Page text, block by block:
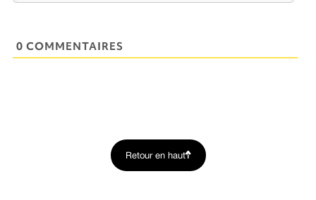
0 COMMENTAIRES
Retour en haut